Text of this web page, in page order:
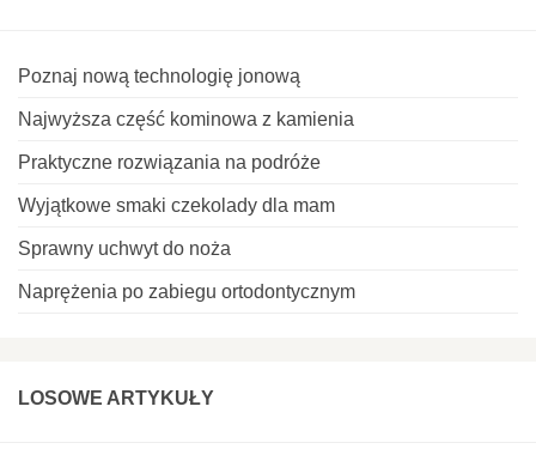
Poznaj nową technologię jonową
Najwyższa część kominowa z kamienia
Praktyczne rozwiązania na podróże
Wyjątkowe smaki czekolady dla mam
Sprawny uchwyt do noża
Naprężenia po zabiegu ortodontycznym
LOSOWE ARTYKUŁY